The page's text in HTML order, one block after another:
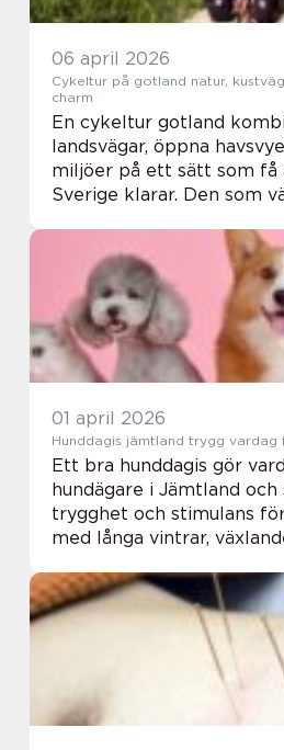
06 april 2026
Cykeltur på gotland natur, kustvägar och medeltida
charm
En cykeltur gotland
landsvägar, öppna
miljöer på ett sätt som få
Sverige klarar. Den som
dofter, ljud och skiftande
avst...
01 april 2026
Hunddagis jämtland
Ett bra hunddagis gör
hundägare i Jämtland
trygghet och stimulans
med långa vintrar,
viktig funktion. Hundar får